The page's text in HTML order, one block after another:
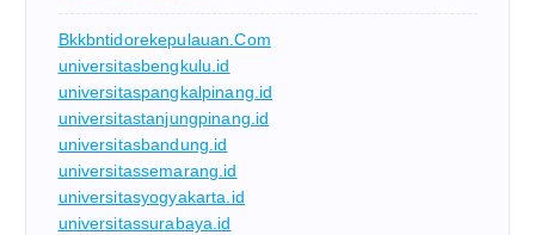
Bkkbntidorekepulauan.com
universitasbengkulu.id
universitaspangkalpinang.id
universitastanjungpinang.id
universitasbandung.id
universitassemarang.id
universitasyogyakarta.id
universitassurabaya.id